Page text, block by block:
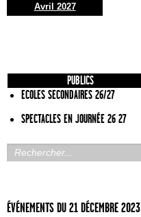
Avril 2027
PUBLICS
ECOLES SECONDAIRES 26/27
SPECTACLES EN JOURNÉE 26 27
ÉVÉNEMENTS DU 21 DÉCEMBRE 2023